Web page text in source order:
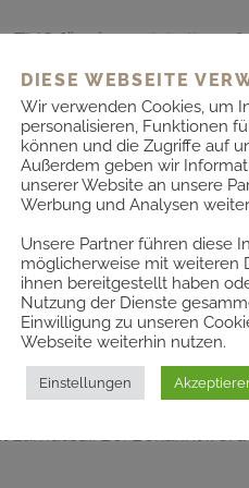
TMG für eigene Inhalte
nicht verpflichtet,
Tätigkeit
bleiben hiervon
Bei
auf deren
die Inhalte der verlinkten
zum Zeitpunkt der
Eine
zumutbar. Bei
DIESE WEBSEITE
Wir verwenden Cookies, um
personalisieren, Funktionen
können und die Zugriffe auf
Außerdem geben wir
unserer Website an unsere
Werbung und Analysen
Unsere Partner führen diese
möglicherweise mit weiteren
ihnen bereitgestellt haben
Nutzung der Dienste
Einwilligung zu unseren
Webseite weiterhin nutzen.
Einstellungen